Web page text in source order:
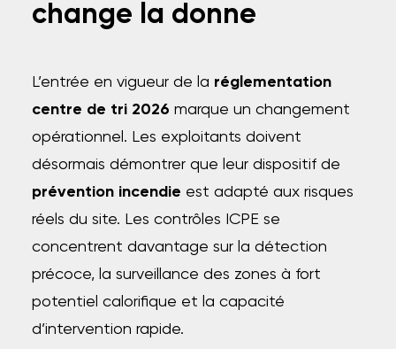
change la donne
L’entrée en vigueur de la réglementation
centre de tri 2026 marque un changement
opérationnel. Les exploitants doivent
désormais démontrer que leur dispositif de
prévention incendie est adapté aux risques
réels du site. Les contrôles ICPE se
concentrent davantage sur la détection
précoce, la surveillance des zones à fort
potentiel calorifique et la capacité
d’intervention rapide.